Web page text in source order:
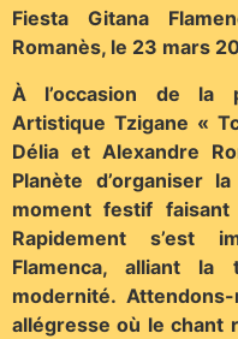
Fiesta Gitana
Romanès, le 23 mars
À l’occasion de la
Artistique Tzigane «
Délia et Alexandre
Planète d’organiser
moment festif
Rapidement s’est
Flamenca, alliant la
modernité.
allégresse où le chant